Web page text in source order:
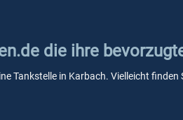
die ihre
Tankstelle in Karbach. Vielleicht